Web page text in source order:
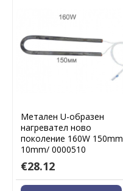
Метален U-образен
нагревател ново
поколение 160W 150mm
10mm/ 0000510
€28.12